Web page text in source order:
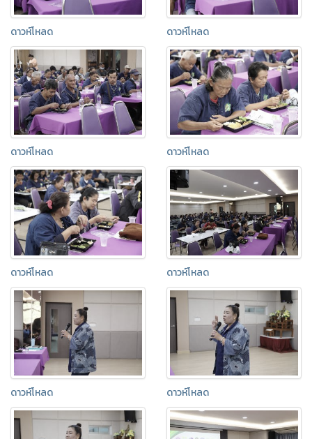
ดาวห์โหลด ดาวห์โหลด
ดาวห์โหลด ดาวห์โหลด
ดาวห์โหลด ดาวห์โหลด
ดาวห์โหลด ดาวห์โหลด